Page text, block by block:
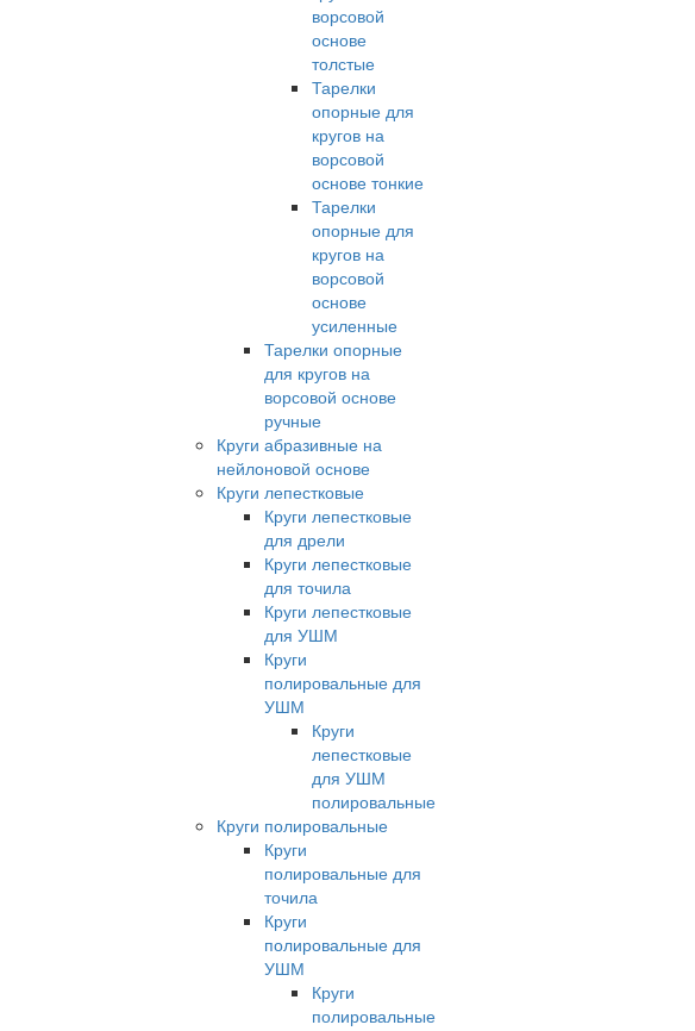
ворсовой
основе
толстые
Тарелки
опорные для
кругов на
ворсовой
основе тонкие
Тарелки
опорные для
кругов на
ворсовой
основе
усиленные
Тарелки опорные
для кругов на
ворсовой основе
ручные
Круги абразивные на
нейлоновой основе
Круги лепестковые
Круги лепестковые
для дрели
Круги лепестковые
для точила
Круги лепестковые
для УШМ
Круги
полировальные для
УШМ
Круги
лепестковые
для УШМ
полировальные
Круги полировальные
Круги
полировальные для
точила
Круги
полировальные для
УШМ
Круги
полировальные